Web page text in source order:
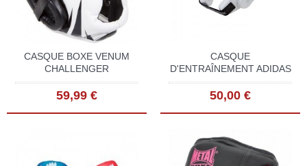
CASQUE BOXE VENUM
CHALLENGER
59,99 €
CASQUE
D'ENTRAÎNEMENT ADIDAS
50,00 €